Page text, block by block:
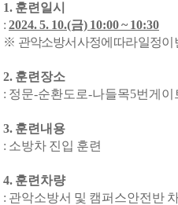
1. 훈련일시
: 2024. 5. 10.(금) 10:00 ~ 10:30
※ 관악소방서 사정에 따라 일정이
2. 훈련장소
: 정문-순환도로-나들목5번게이
3. 훈련내용
: 소방차 진입 훈련
4. 훈련차량
: 관악소방서 및 캠퍼스안전반